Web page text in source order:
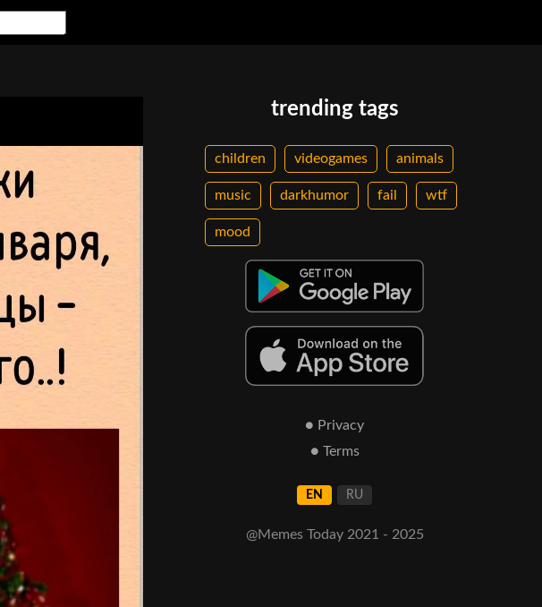
trending tags
children videogames animals
music darkhumor fail wtf
mood
● Privacy
● Terms
EN RU
@Memes Today 2021 - 2025